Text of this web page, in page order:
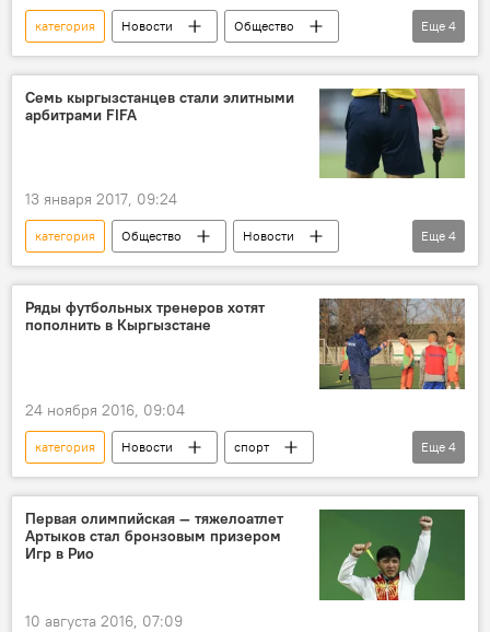
категория Новости
Общество
Кыргызстан
правительство
Коронавирус в Кыргызстане
Еще 4
Семь кыргызстанцев стали элитными
арбитрами FIFA
13 января 2017, 09:24
категория Общество
Новости
спорт
Кыргызстан
FIFA
арбитр
Еще 4
Ряды футбольных тренеров хотят
пополнить в Кыргызстане
24 ноября 2016, 09:04
категория Новости
спорт
Кыргызстан
футбол
лицензия
тренер
Еще 4
Первая олимпийская — тяжелоатлет
Артыков стал бронзовым призером
Игр в Рио
10 августа 2016, 07:09